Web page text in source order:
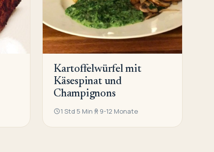
Kartoffelwürfel mit
Käsespinat und
Champignons
1 Std 5 Min 9-12 Monate